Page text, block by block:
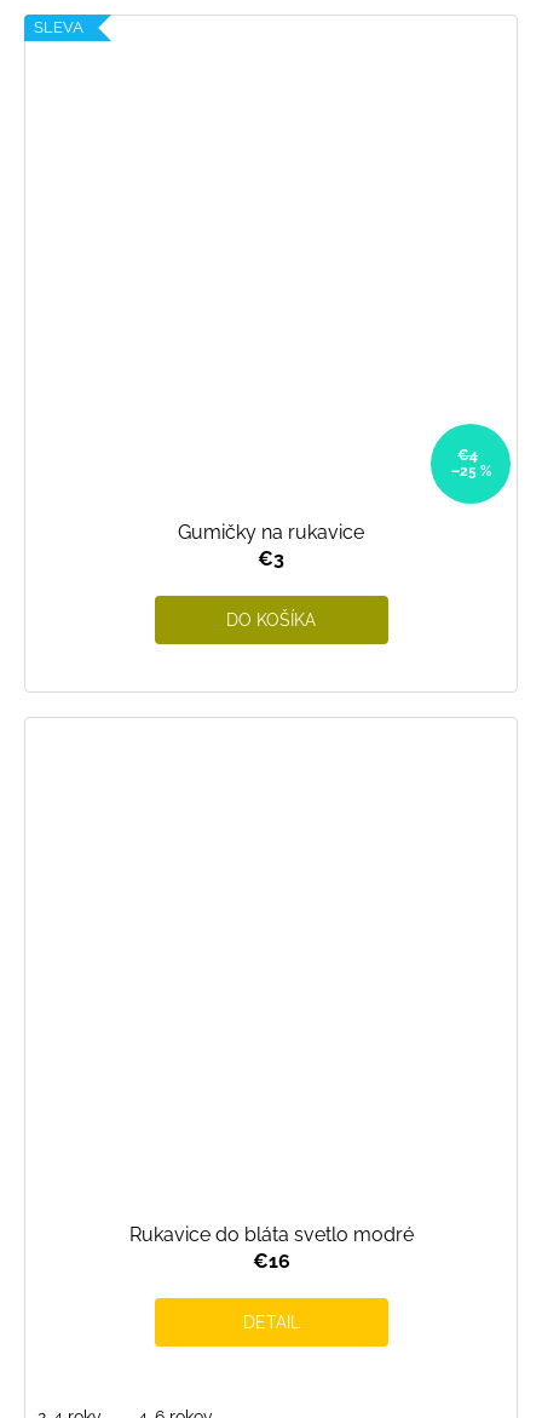
SLEVA
€4
–25 %
Gumičky na rukavice
€3
DO KOŠÍKA
Rukavice do bláta svetlo modré
€16
DETAIL